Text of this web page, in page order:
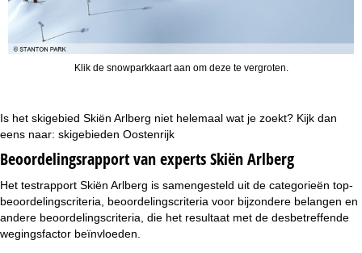
Klik de snowparkkaart aan om deze te vergroten.
Is het skigebied Skiën Arlberg niet helemaal wat je zoekt? Kijk dan
eens naar: skigebieden Oostenrijk
Beoordelingsrapport van experts Skiën Arlberg
Het testrapport Skiën Arlberg is samengesteld uit de categorieën top-
beoordelingscriteria, beoordelingscriteria voor bijzondere belangen en
andere beoordelingscriteria, die het resultaat met de desbetreffende
wegingsfactor beïnvloeden.